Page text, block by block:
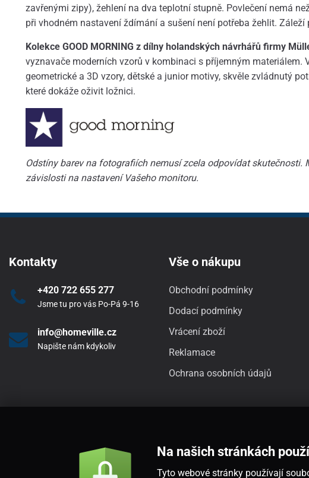
zavřenými zipy), žehlení na dva teplotní stupně. Povlečení nemá
při vhodném nastavení ždímání a sušení není potřeba žehlit. Záleží
Kolekce GOOD MORNING z dílny holandských návrhářů firmy
vyznavače moderních vzorů v kombinaci s příjemným materiálem.
geometrické a 3D vzory, dětské a junior motivy, skvěle zvládnutý
které dokáže oživit ložnici.
Odstíny barev na fotografiích nemusí zcela odpovídat skutečnosti.
závislosti na nastavení Vašeho monitoru.
Kontakty
+420 722 655 277
Jsme tu pro vás Po-Pá 9-16
info@homeville.cz
Napište nám kdykoliv
Vše o nákupu
Obchodní podmínky
Dodací podmínky
Vrácení zboží
Reklamace
Ochrana osobních údajů
Na našich stránkách
Tyto webové stránky používají